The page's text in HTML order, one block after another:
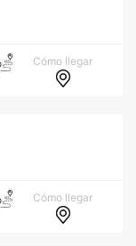
Cómo llegar
Cómo llegar